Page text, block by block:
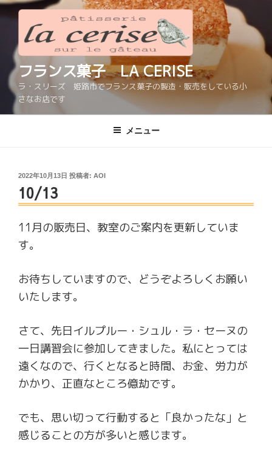
コ
へ
フランス菓子 LA CERISE
ラ・スリーズ 姫路市でフランス菓子の製造・販売をしている小
さなお店です
メニュー
投
稿
日:
2022年10月13日 投稿者: AOI
10/13
11月の販売日、教室のご案内を更新していま
す。
お待ちしていますので、どうぞよろしくお願い
いたします。
さて、先日イルプルー・シュル・ラ・セーヌの
一日講習会に参加してきました。私にとっては
遠くなので、行くとなると時間、お金、労力が
かかり、正直なところ億劫です。
でも、思い切って行動すると「良かったな」と
感じることの方が多いと感じます。